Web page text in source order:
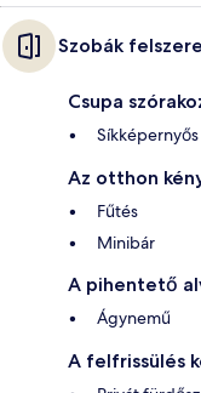
Szobák
Csupa
Az otthon
Fűtés
Minibár
A pihentető
Ágynemű
A felfrissülés